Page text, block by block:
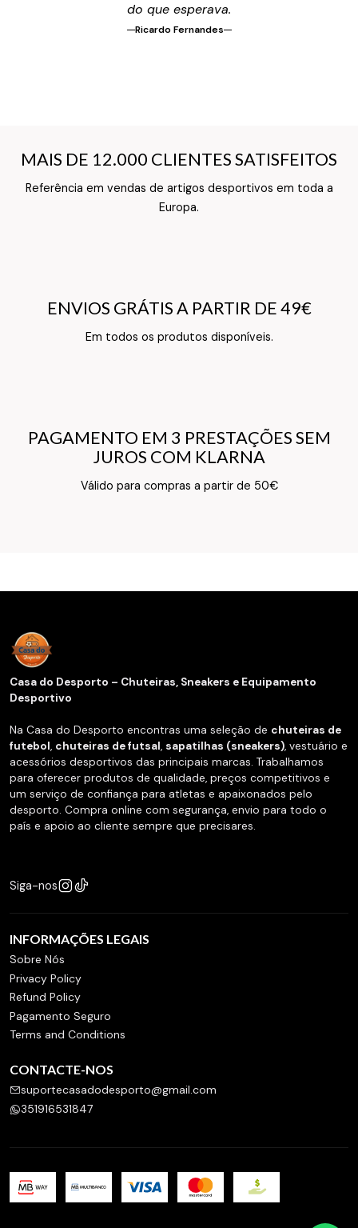
do que esperava.
Ricardo Fernandes
MAIS DE 12.000 CLIENTES SATISFEITOS
Referência em vendas de artigos desportivos em toda a
Europa.
MAIS DE 12.000 CLIENTES SATISFEITOS
Texto do Verso do Cartão de Informação
ENVIOS GRÁTIS A PARTIR DE 49€
Em todos os produtos disponíveis.
ENVIOS GRÁTIS A PARTIR DE 49€
Texto do Verso do Cartão de Informação
PAGAMENTO EM 3 PRESTAÇÕES SEM
JUROS COM KLARNA
Válido para compras a partir de 50€
PAGAMENTO EM 3 PRESTAÇÕES SEM
JUROS COM KLARNA
Texto do Verso do Cartão de Informação
Casa do Desporto – Chuteiras, Sneakers e Equipamento
Desportivo
Na Casa do Desporto encontras uma seleção de chuteiras de
futebol, chuteiras de futsal, sapatilhas (sneakers), vestuário e
acessórios desportivos das principais marcas. Trabalhamos
para oferecer produtos de qualidade, preços competitivos e
um serviço de confiança para atletas e apaixonados pelo
desporto. Compra online com segurança, envio para todo o
país e apoio ao cliente sempre que precisares.
Siga-nos
INFORMAÇÕES LEGAIS
Sobre Nós
Privacy Policy
Refund Policy
Pagamento Seguro
Terms and Conditions
CONTACTE-NOS
suportecasadodesporto@gmail.com
351916531847